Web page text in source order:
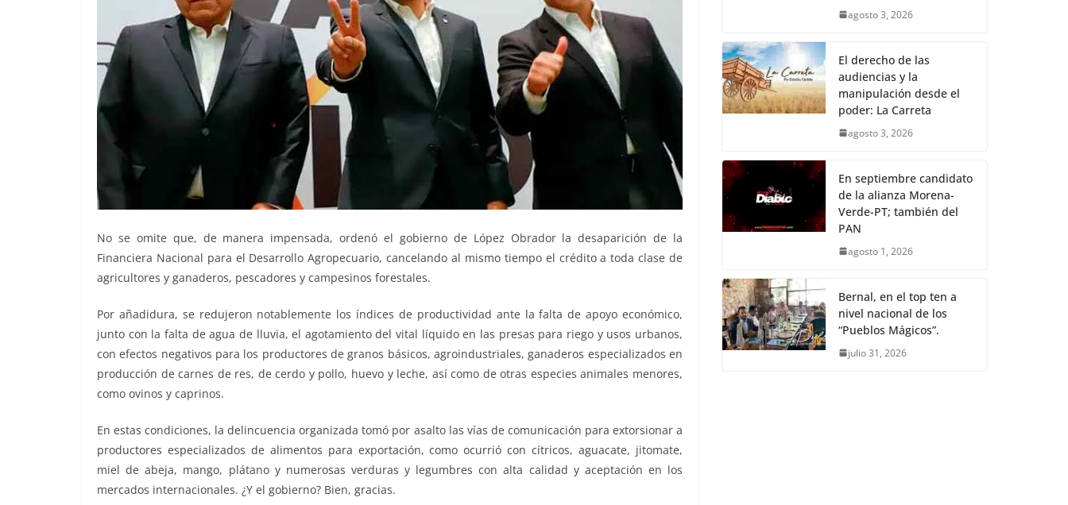
No se omite que, de manera impensada, ordenó el gobierno de López Obrador la desaparición de la
Financiera Nacional para el Desarrollo Agropecuario, cancelando al mismo tiempo el crédito a toda clase de
agricultores y ganaderos, pescadores y campesinos forestales.
Por añadidura, se redujeron notablemente los índices de productividad ante la falta de apoyo económico,
junto con la falta de agua de lluvia, el agotamiento del vital líquido en las presas para riego y usos urbanos,
con efectos negativos para los productores de granos básicos, agroindustriales, ganaderos especializados en
producción de carnes de res, de cerdo y pollo, huevo y leche, así como de otras especies animales menores,
como ovinos y caprinos.
En estas condiciones, la delincuencia organizada tomó por asalto las vías de comunicación para extorsionar a
productores especializados de alimentos para exportación, como ocurrió con cítricos, aguacate, jitomate,
miel de abeja, mango, plátano y numerosas verduras y legumbres con alta calidad y aceptación en los
mercados internacionales. ¿Y el gobierno? Bien, gracias.
agosto 3, 2026
El derecho de las
audiencias y la
manipulación desde el
poder: La Carreta
agosto 3, 2026
En septiembre candidato
de la alianza Morena-
Verde-PT; también del
PAN
agosto 1, 2026
Bernal, en el top ten a
nivel nacional de los
“Pueblos Mágicos”.
julio 31, 2026